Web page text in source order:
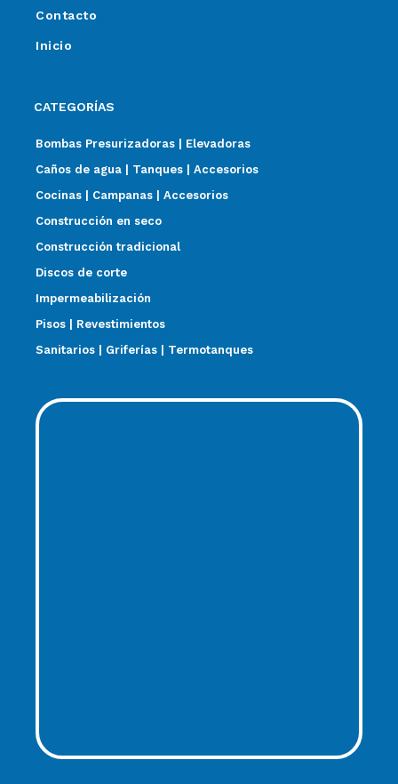
Contacto
Inicio
CATEGORÍAS
Bombas Presurizadoras | Elevadoras
Caños de agua | Tanques | Accesorios
Cocinas | Campanas | Accesorios
Construcción en seco
Construcción tradicional
Discos de corte
Impermeabilización
Pisos | Revestimientos
Sanitarios | Griferías | Termotanques